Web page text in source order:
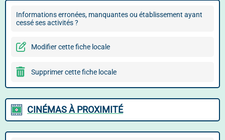
Informations erronées, manquantes ou établissement ayant
cessé ses activités ?
Modifier cette fiche locale
Supprimer cette fiche locale
CINÉMAS À PROXIMITÉ